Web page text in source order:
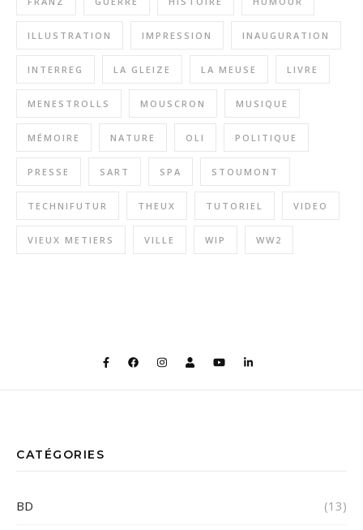
ILLUSTRATION IMPRESSION INAUGURATION
INTERREG LA GLEIZE LA MEUSE LIVRE
MENESTROLLS MOUSCRON MUSIQUE
MÉMOIRE NATURE OLI POLITIQUE
PRESSE SART SPA STOUMONT
TECHNIFUTUR THEUX TUTORIEL VIDEO
VIEUX METIERS VILLE WIP WW2
CATÉGORIES
BD (13)